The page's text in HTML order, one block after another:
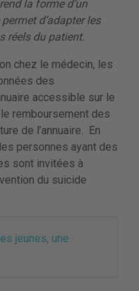
la forme d’un
d’adapter les
réels du patient.
chez le médecin, les
des
accessible sur le
remboursement des
de l’annuaire. En
personnes ayant des
sont invitées à
du suicide
jeunes, une